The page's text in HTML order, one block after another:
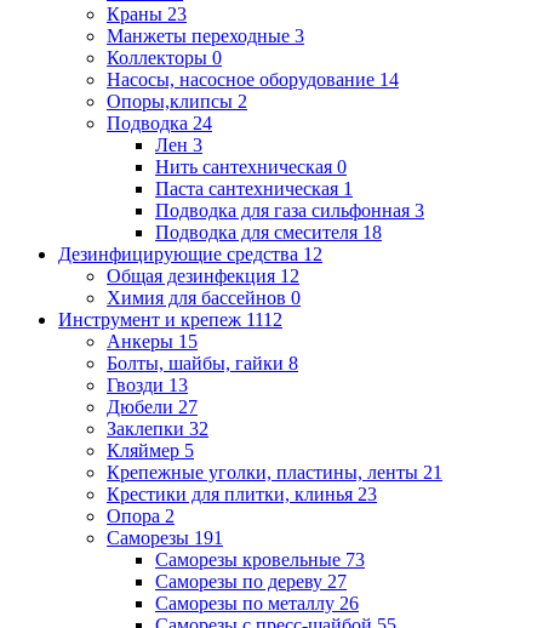
Краны 23
Манжеты переходные 3
Коллекторы 0
Насосы, насосное оборудование 14
Опоры,клипсы 2
Подводка 24
Лен 3
Нить сантехническая 0
Паста сантехническая 1
Подводка для газа сильфонная 3
Подводка для смесителя 18
Дезинфицирующие средства 12
Общая дезинфекция 12
Химия для бассейнов 0
Инструмент и крепеж 1112
Анкеры 15
Болты, шайбы, гайки 8
Гвозди 13
Дюбели 27
Заклепки 32
Кляймер 5
Крепежные уголки, пластины, ленты 21
Крестики для плитки, клинья 23
Опора 2
Саморезы 191
Саморезы кровельные 73
Саморезы по дереву 27
Саморезы по металлу 26